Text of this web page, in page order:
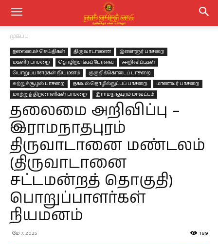
முகப்பு
தலைமைச் செய்திகள் திருவாடாணை
இளைஞர் பாசறை
மகளிர் பாசறை
தொழிற்சங்கப் பேரவை
அறிவிப்புகள்
பொறுப்பாளர்கள் நியமனம்
குருதிக்கொடைப் பாசறை
சுற்றுச்சூழல் பாசறை
தகவல் தொழில்நுட்பப் பாசறை.
மாணவர் பாசறை
மாற்றுத் திறனாளிகள் பாசறை
இராமநாதபுரம் மாவட்டம்
தலைமை அறிவிப்பு –
இராமநாதபுரம்
திருவாடானை மண்டலம்
(திருவாடானை
சட்டமன்றத் தொகுதி)
பொறுப்பாளர்கள்
நியமனம்
மே 7, 2025 189